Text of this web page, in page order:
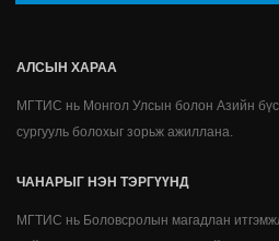
АЛСЫН ХАРАА
МГТИС нь Монгол Улсын болон Азийн
сургууль болохыг зорьж ажиллана.
ЧАНАРЫГ НЭН ТЭРГҮҮНД
МГТИС нь Боловсролын магадлан